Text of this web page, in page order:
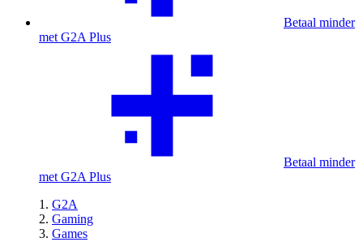
Betaal minder
met G2A Plus
Betaal minder
met G2A Plus
G2A
Gaming
Games